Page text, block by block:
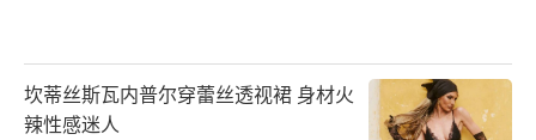
坎蒂丝斯瓦内普尔穿蕾丝透视裙 身材火
辣性感迷人